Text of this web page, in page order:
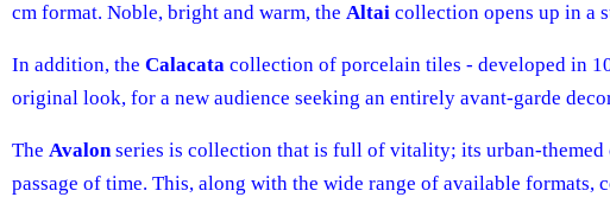
cm format. Noble, bright and warm, the Altai collection opens up in a
In addition, the Calacata collection of porcelain tiles - developed in
original look, for a new audience seeking an entirely avant-garde
The Avalonseries is collection that is full of vitality; its urban-themed
passage of time. This, along with the wide range of available